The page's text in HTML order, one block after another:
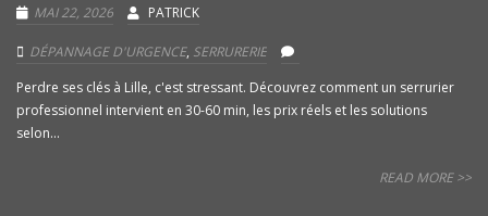
MAI 22, 2026 PATRICK
DÉPANNAGE D'URGENCE, SERRURERIE
Perdre ses clés à Lille, c'est stressant. Découvrez comment un serrurier
professionnel intervient en 30-60 min, les prix réels et les solutions
selon...
READ MORE >>